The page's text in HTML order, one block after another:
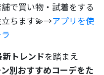
で買い物・試着をする
立ちます💫→アプリを使
新トレンドを踏まえ
別おすすめコーデをた